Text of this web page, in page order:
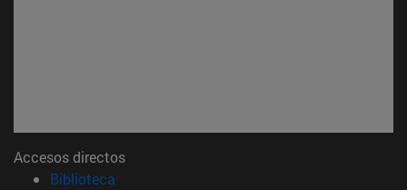
Accesos directos
Biblioteca